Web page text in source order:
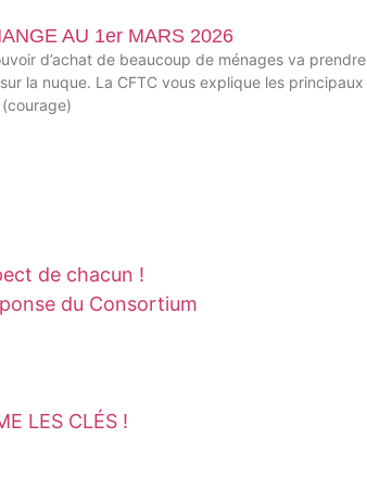
AU 1er MARS 2026
d’achat de beaucoup de ménages va prendre
la nuque. La CFTC vous explique les principaux
de chacun !
du Consortium
LES CLÉS !